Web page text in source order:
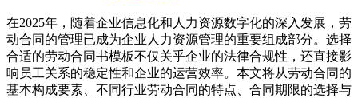
在2025年，随着企业信息化和人力资源数字化的深入发展，劳
动合同的管理已成为企业人力资源管理的重要组成部分。选择
合适的劳动合同书模板不仅关乎企业的法律合规性，还直接影
响员工关系的稳定性和企业的运营效率。本文将从劳动合同的
基本构成要素、不同行业劳动合同的特点、合同期限的选择与